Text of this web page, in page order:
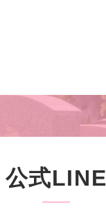
公式LINE